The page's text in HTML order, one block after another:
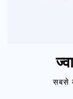
सबसे